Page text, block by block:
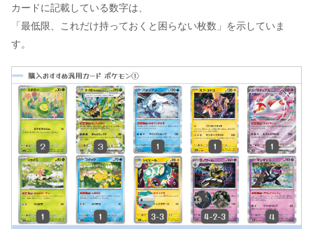
カードに記載している数字は、
「最低限、これだけ持っておくと困らない枚数」を示していま
す。